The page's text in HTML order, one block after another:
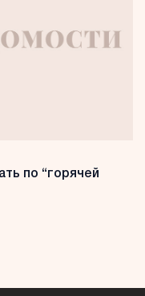
по “горячей